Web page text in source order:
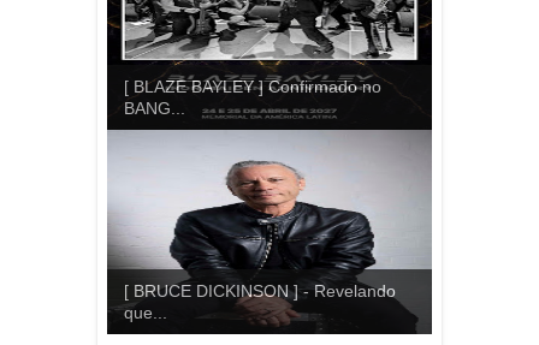
[ BLAZE BAYLEY ] Confirmado no
BANG...
[ BRUCE DICKINSON ] - Revelando
que...